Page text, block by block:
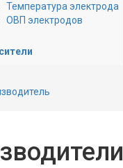
Температура электрода
ОВП электродов